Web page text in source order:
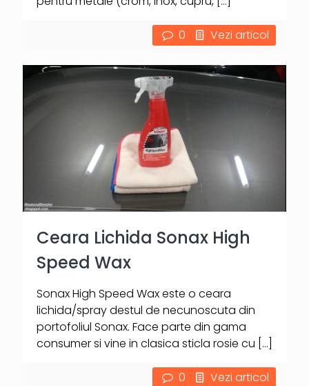
0 Vezi articol
Ceara Lichida Sonax High
Speed Wax
Sonax High Speed Wax este o ceara
lichida/spray destul de necunoscuta din
portofoliul Sonax. Face parte din gama
consumer si vine in clasica sticla rosie cu […]
0 Vezi articol